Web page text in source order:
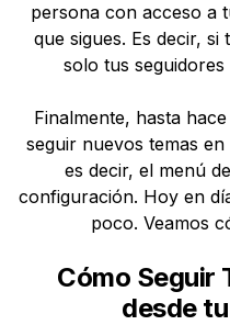
persona con acceso a
que sigues. Es decir,
solo tus
Finalmente, hasta
seguir nuevos temas
es decir, el menú
configuración. Hoy en
poco. Veamos
Cómo Seguir
desde